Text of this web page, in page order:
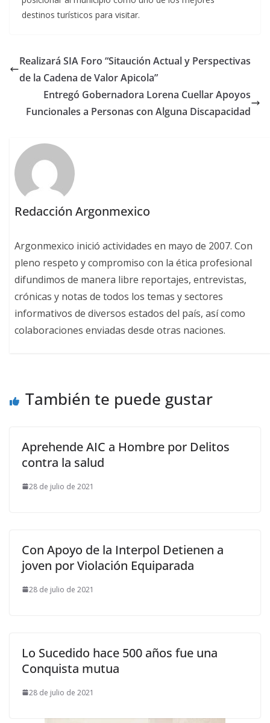
destinos turísticos para visitar.
Realizará SIA Foro “Sitaución Actual y Perspectivas
de la Cadena de Valor Apicola”
Entregó Gobernadora Lorena Cuellar Apoyos
Funcionales a Personas con Alguna Discapacidad
Redacción Argonmexico
Argonmexico inició actividades en mayo de 2007. Con
pleno respeto y compromiso con la ética profesional
difundimos de manera libre reportajes, entrevistas,
crónicas y notas de todos los temas y sectores
informativos de diversos estados del país, así como
colaboraciones enviadas desde otras naciones.
También te puede gustar
Aprehende AIC a Hombre por Delitos
contra la salud
28 de julio de 2021
Con Apoyo de la Interpol Detienen a
joven por Violación Equiparada
28 de julio de 2021
Lo Sucedido hace 500 años fue una
Conquista mutua
28 de julio de 2021